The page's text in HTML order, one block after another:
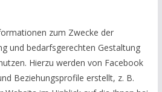
zum Zwecke der
und bedarfsgerechten Gestaltung
Hierzu werden von Facebook
Beziehungsprofile erstellt, z. B.